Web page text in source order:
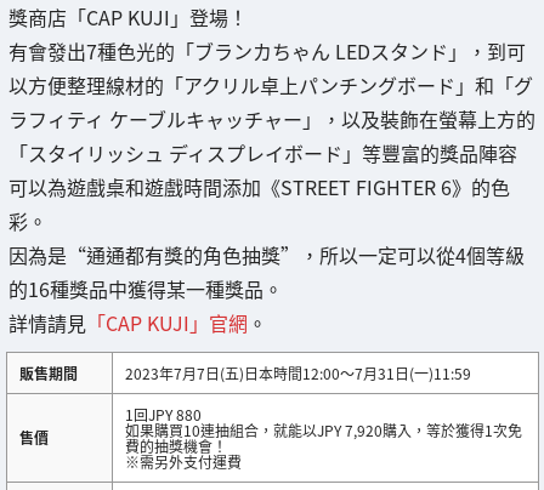
獎商店「CAP KUJI」登場！
有會發出7種色光的「ブランカちゃん LEDスタンド」，到可
以方便整理線材的「アクリル卓上パンチングボード」和「グ
ラフィティ ケーブルキャッチャー」，以及裝飾在螢幕上方的
「スタイリッシュ ディスプレイボード」等豐富的獎品陣容
可以為遊戲桌和遊戲時間添加《STREET FIGHTER 6》的色
彩。
因為是“通通都有獎的角色抽獎”，所以一定可以從4個等級
的16種獎品中獲得某一種獎品。
詳情請見 「CAP KUJI」官網 。
販售期間 2023年7月7日(五)日本時間12:00～7月31日(一)11:59
售價
1回JPY 880
如果購買10連抽組合，就能以JPY 7,920購入，等於獲得1次免
費的抽獎機會！
※需另外支付運費